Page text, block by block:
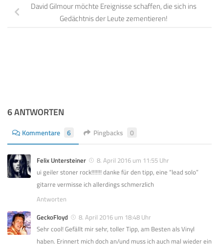
David Gilmour möchte Ereignisse schaffen, die sich ins
Gedächtnis der Leute zementieren!
6 ANTWORTEN
Kommentare 6 Pingbacks 0
Felix Untersteiner
8. April 2016 um 11:55 Uhr
ui geiler stoner rock!!!!!!! danke für den tipp, eine “lead solo”
gitarre vermisse ich allerdings schmerzlich
Antworten
GeckoFloyd
8. April 2016 um 18:48 Uhr
Sehr cool! Gefällt mir sehr, toller Tipp, am Besten als Vinyl
haben. Erinnert mich doch an/und muss ich auch mal wieder ein